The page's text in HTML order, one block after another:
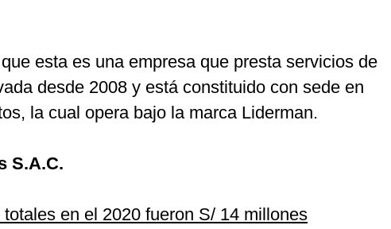
esta es una empresa que presta servicios de
desde 2008 y está constituido con sede en
la cual opera bajo la marca Liderman.
S.A.C.
en el 2020 fueron S/ 14 millones